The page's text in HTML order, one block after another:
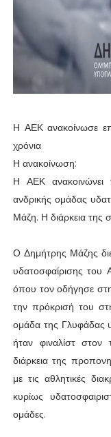
Η ΑΕΚ ανακοίνωσε
χρόνια
Η ανακοίνωση:
Η ΑΕΚ ανακοινώνει
ανδρικής ομάδας
Μάζη. Η διάρκεια της
Ο Δημήτρης Μάζης
υδατοσφαίρισης του
όπου τον οδήγησε
την πρόκρισή του
ομάδα της Γλυφάδας
ήταν φιναλίστ
διάρκεια της
με τις αθλητικές
κυρίως
ομάδες.